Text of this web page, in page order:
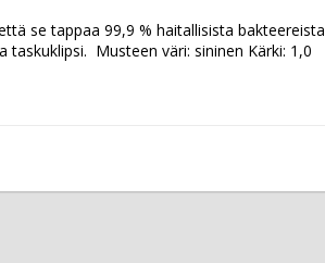
se tappaa 99,9 % haitallisista bakteereista
Musteen väri: sininen Kärki: 1,0